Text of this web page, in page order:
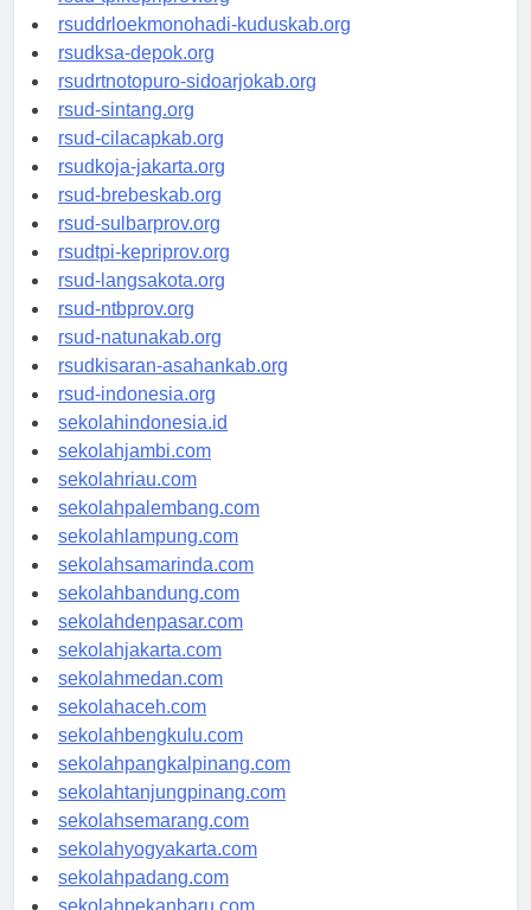
rsud-tpikepriprov.org
rsuddrloekmonohadi-kuduskab.org
rsudksa-depok.org
rsudrtnotopuro-sidoarjokab.org
rsud-sintang.org
rsud-cilacapkab.org
rsudkoja-jakarta.org
rsud-brebeskab.org
rsud-sulbarprov.org
rsudtpi-kepriprov.org
rsud-langsakota.org
rsud-ntbprov.org
rsud-natunakab.org
rsudkisaran-asahankab.org
rsud-indonesia.org
sekolahindonesia.id
sekolahjambi.com
sekolahriau.com
sekolahpalembang.com
sekolahlampung.com
sekolahsamarinda.com
sekolahbandung.com
sekolahdenpasar.com
sekolahjakarta.com
sekolahmedan.com
sekolahaceh.com
sekolahbengkulu.com
sekolahpangkalpinang.com
sekolahtanjungpinang.com
sekolahsemarang.com
sekolahyogyakarta.com
sekolahpadang.com